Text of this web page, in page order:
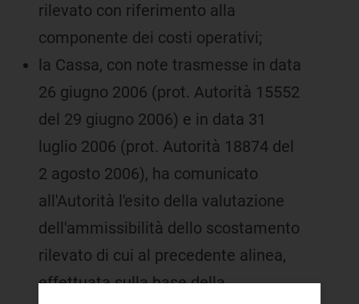
rilevato con riferimento alla
componente dei costi operativi;
la Cassa, con note trasmesse in data
26 giugno 2006 (prot. Autorità 15552
del 29 giugno 2006) e in data 31
luglio 2006 (prot. Autorità 18874 del
2 agosto 2006), ha comunicato
all'Autorità l'esito della valutazione
dell'ammissibilità dello scostamento
rilevato di cui al precedente alinea,
effettuata sulla base della